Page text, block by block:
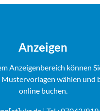
Anzeigen
Anzeigenbereich können
Mustervorlagen wählen und
online buchen.